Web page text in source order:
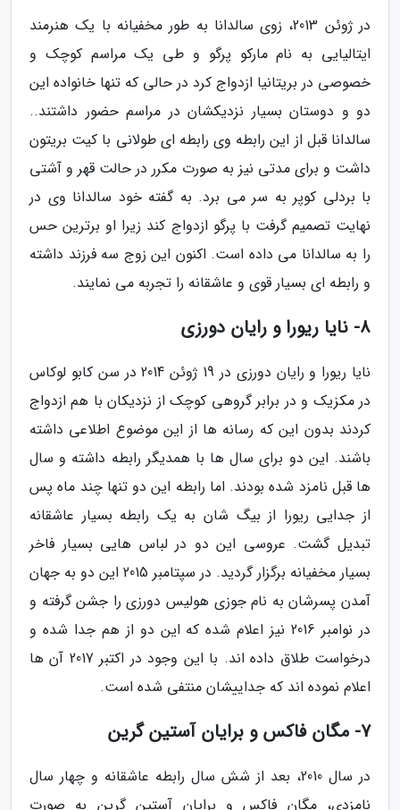
در ژوئن 2013، زوی سالدانا به طور مخفیانه با یک هنرمند
ایتالیایی به نام مارکو پرگو و طی یک مراسم کوچک و
خصوصی در بریتانیا ازدواج کرد در حالی که تنها خانواده این
دو و دوستان بسیار نزدیکشان در مراسم حضور داشتند..
سالدانا قبل از این رابطه وی رابطه ای طولانی با کیت بریتون
داشت و برای مدتی نیز به صورت مکرر در حالت قهر و آشتی
با بردلی کوپر به سر می برد. به گفته خود سالدانا وی در
نهایت تصمیم گرفت با پرگو ازدواج کند زیرا او برترین حس
را به سالدانا می داده است. اکنون این زوج سه فرزند داشته
و رابطه ای بسیار قوی و عاشقانه را تجربه می نمایند.
8- نایا ریورا و رایان دورزی
نایا ریورا و رایان دورزی در 19 ژوئن 2014 در سن کابو لوکاس
در مکزیک و در برابر گروهی کوچک از نزدیکان با هم ازدواج
کردند بدون این که رسانه ها از این موضوع اطلاعی داشته
باشند. این دو برای سال ها با همدیگر رابطه داشته و سال
ها قبل نامزد شده بودند. اما رابطه این دو تنها چند ماه پس
از جدایی ریورا از بیگ شان به یک رابطه بسیار عاشقانه
تبدیل گشت. عروسی این دو در لباس هایی بسیار فاخر
بسیار مخفیانه برگزار گردید. در سپتامبر 2015 این دو به جهان
آمدن پسرشان به نام جوزی هولیس دورزی را جشن گرفته و
در نوامبر 2016 نیز اعلام شده که این دو از هم جدا شده و
درخواست طلاق داده اند. با این وجود در اکتبر 2017 آن ها
اعلام نموده اند که جداییشان منتفی شده است.
7- مگان فاکس و برایان آستین گرین
در سال 2010، بعد از شش سال رابطه عاشقانه و چهار سال
نامزدی، مگان فاکس و برایان آستین گرین به صورت